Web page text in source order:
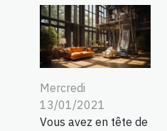
Mercredi
13/01/2021
Vous avez en tête de